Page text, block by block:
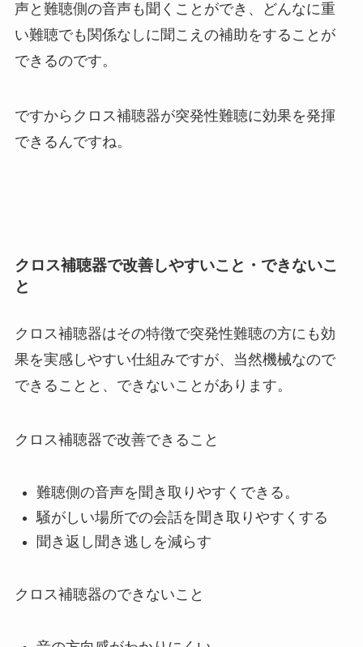
声と難聴側の音声も聞くことができ、どんなに重
い難聴でも関係なしに聞こえの補助をすることが
できるのです。
ですからクロス補聴器が突発性難聴に効果を発揮
できるんですね。
クロス補聴器で改善しやすいこと・できないこ
と
クロス補聴器はその特徴で突発性難聴の方にも効
果を実感しやすい仕組みですが、当然機械なので
できることと、できないことがあります。
クロス補聴器で改善できること
難聴側の音声を聞き取りやすくできる。
騒がしい場所での会話を聞き取りやすくする
聞き返し聞き逃しを減らす
クロス補聴器のできないこと